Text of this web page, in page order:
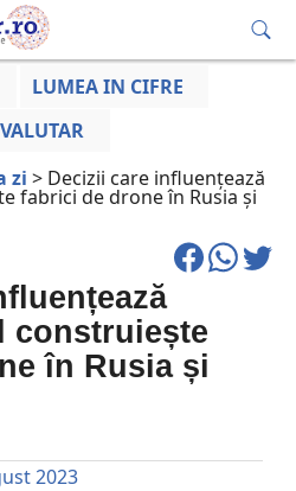
LUMEA IN CIFRE
zi > Decizii care influențează
fabrici de drone în Rusia și
construiește
în Rusia și
2023